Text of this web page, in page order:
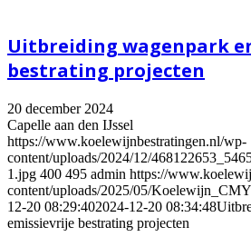
Uitbreiding wagenpark
bestrating projecten
20 december 2024
Capelle aan den IJssel
https://www.koelewijnbestratingen.nl/wp-
content/uploads/2024/12/
1.jpg 400 495 admin https://
content/uploads/2025/05/
12-20 08:29:402024-12-20 08:34:48
emissievrije bestrating projecten